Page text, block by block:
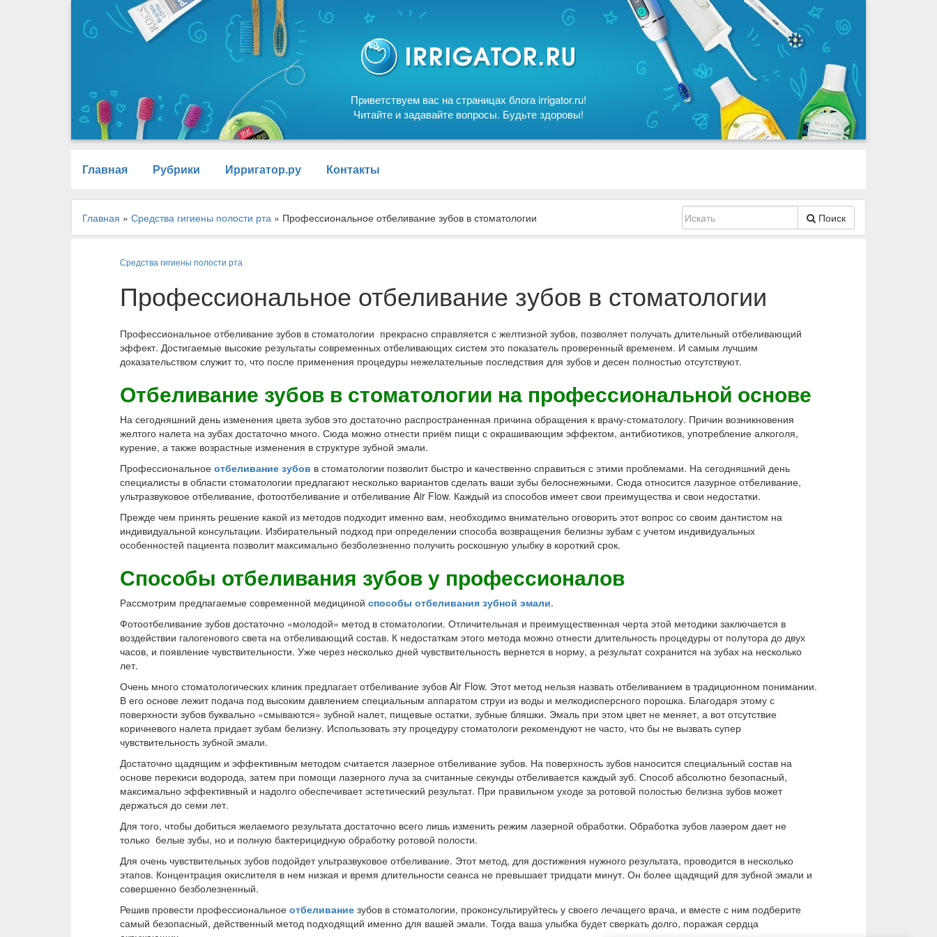
Приветствуем вас на страницах блога irrigator.ru!
Читайте и задавайте вопросы. Будьте здоровы!
Главная Рубрики Ирригатор.ру Контакты
Поиск
Главная » Средства гигиены полости рта » Профессиональное отбеливание зубов в стоматологии
Средства гигиены полости рта
Профессиональное отбеливание зубов в стоматологии
Профессиональное отбеливание зубов в стоматологии прекрасно справляется с желтизной зубов, позволяет получать длительный отбеливающий
эффект. Достигаемые высокие результаты современных отбеливающих систем это показатель проверенный временем. И самым лучшим
доказательством служит то, что после применения процедуры нежелательные последствия для зубов и десен полностью отсутствуют.
Отбеливание зубов в стоматологии на профессиональной основе
На сегодняшний день изменения цвета зубов это достаточно распространенная причина обращения к врачу-стоматологу. Причин возникновения
желтого налета на зубах достаточно много. Сюда можно отнести приём пищи с окрашивающим эффектом, антибиотиков, употребление алкоголя,
курение, а также возрастные изменения в структуре зубной эмали.
Профессиональное отбеливание зубов в стоматологии позволит быстро и качественно справиться с этими проблемами. На сегодняшний день
специалисты в области стоматологии предлагают несколько вариантов сделать ваши зубы белоснежными. Сюда относится лазурное отбеливание,
ультразвуковое отбеливание, фотоотбеливание и отбеливание Air Flow. Каждый из способов имеет свои преимущества и свои недостатки.
Прежде чем принять решение какой из методов подходит именно вам, необходимо внимательно оговорить этот вопрос со своим дантистом на
индивидуальной консультации. Избирательный подход при определении способа возвращения белизны зубам с учетом индивидуальных
особенностей пациента позволит максимально безболезненно получить роскошную улыбку в короткий срок.
Способы отбеливания зубову профессионалов
Рассмотрим предлагаемые современной медициной способы отбеливания зубной эмали.
Фотоотбеливание зубов достаточно «молодой» метод в стоматологии. Отличительная и преимущественная черта этой методики заключается в
воздействии галогенового света на отбеливающий состав. К недостаткам этого метода можно отнести длительность процедуры от полутора до двух
часов, и появление чувствительности. Уже через несколько дней чувствительность вернется в норму, а результат сохранится на зубах на несколько
лет.
Очень много стоматологических клиник предлагает отбеливание зубов Air Flow. Этот метод нельзя назвать отбеливанием в традиционном понимании.
В его основе лежит подача под высоким давлением специальным аппаратом струи из воды и мелкодисперсного порошка. Благодаря этому с
поверхности зубов буквально «смываются» зубной налет, пищевые остатки, зубные бляшки. Эмаль при этом цвет не меняет, а вот отсутствие
коричневого налета придает зубам белизну. Использовать эту процедуру стоматологи рекомендуют не часто, что бы не вызвать супер
чувствительность зубной эмали.
Достаточно щадящим и эффективным методом считается лазерное отбеливание зубов. На поверхность зубов наносится специальный состав на
основе перекиси водорода, затем при помощи лазерного луча за считанные секунды отбеливается каждый зуб. Способ абсолютно безопасный,
максимально эффективный и надолго обеспечивает эстетический результат. При правильном уходе за ротовой полостью белизна зубов может
держаться до семи лет.
Для того, чтобы добиться желаемого результата достаточно всего лишь изменить режим лазерной обработки. Обработка зубов лазером дает не
только белые зубы, но и полную бактерицидную обработку ротовой полости.
Для очень чувствительных зубов подойдет ультразвуковое отбеливание. Этот метод, для достижения нужного результата, проводится в несколько
этапов. Концентрация окислителя в нем низкая и время длительности сеанса не превышает тридцати минут. Он более щадящий для зубной эмали и
совершенно безболезненный.
Решив провести профессиональное отбеливание зубов в стоматологии, проконсультируйтесь у своего лечащего врача, и вместе с ним подберите
самый безопасный, действенный метод подходящий именно для вашей эмали. Тогда ваша улыбка будет сверкать долго, поражая сердца